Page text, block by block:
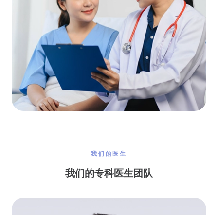
我们的医生
我们的专科医生团队